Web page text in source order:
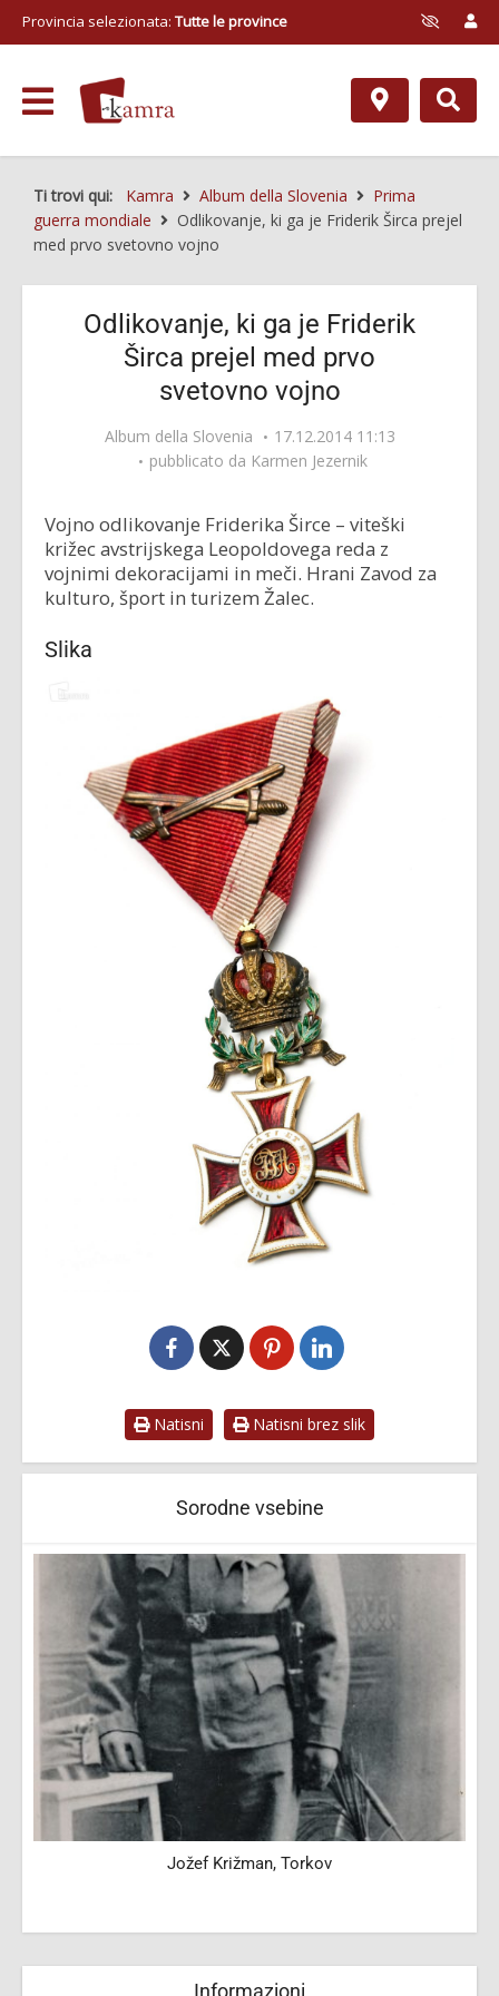
Provincia selezionata: Tutte le province
Ti trovi qui: Kamra Album della Slovenia
Prima
guerra mondiale
Odlikovanje, ki ga je Friderik Širca prejel
med prvo svetovno vojno
Odlikovanje, ki ga je Friderik
Širca prejel med prvo
svetovno vojno
Album della Slovenia
17.12.2014 11:13
pubblicato da Karmen Jezernik
Vojno odlikovanje Friderika Širce – viteški
križec avstrijskega Leopoldovega reda z
vojnimi dekoracijami in meči. Hrani Zavod za
kulturo, šport in turizem Žalec.
Slika
Natisni Natisni brez slik
Sorodne vsebine
Jožef Križman, Torkov
Informazioni